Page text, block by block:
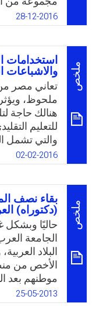
بالمنهاج
محيطه،
بقوانينه.
يقوم على
الأساليب
إليها الطفل
الفكرية
البهجة
والمحاكاة،
28-12-2016
ملخص
استخدامات
والاشباعات
تعاني مصر
ملحوظ،
هنالك حاجة
للتعليم
والتي تشمل
تساعد
الأنشطة
أهمها
داخل
أو داخل
الثقافة
خلال
الأكثر جذبًا
المشاركة.
الضوء على
والإشباعات
02-02-2016
ملخص
بقاء نصف
(دكتوراه)
الجامعة
البلاد
الأخص من
موطنهم بعد
مادية
حلول ومنها:
25-05-2013